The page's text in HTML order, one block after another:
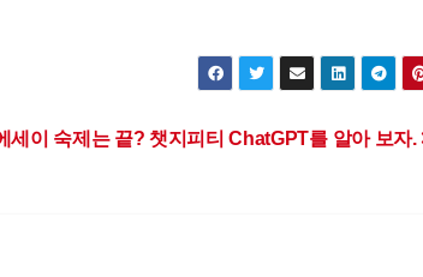
세이 숙제는 끝? 챗지피티 ChatGPT를 알아 보자.